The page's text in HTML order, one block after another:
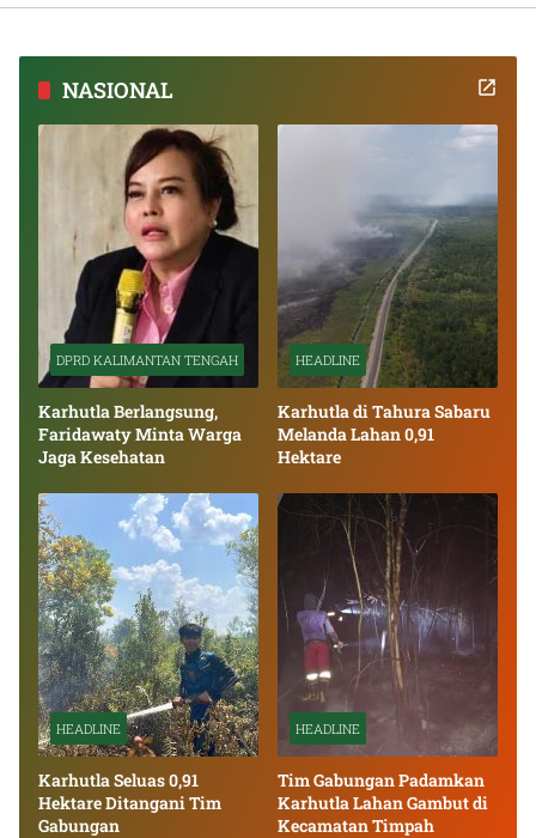
NASIONAL
DPRD KALIMANTAN TENGAH
Karhutla Berlangsung,
Faridawaty Minta Warga
Jaga Kesehatan
HEADLINE
Karhutla di Tahura Sabaru
Melanda Lahan 0,91
Hektare
HEADLINE
Karhutla Seluas 0,91
Hektare Ditangani Tim
Gabungan
HEADLINE
Tim Gabungan Padamkan
Karhutla Lahan Gambut di
Kecamatan Timpah